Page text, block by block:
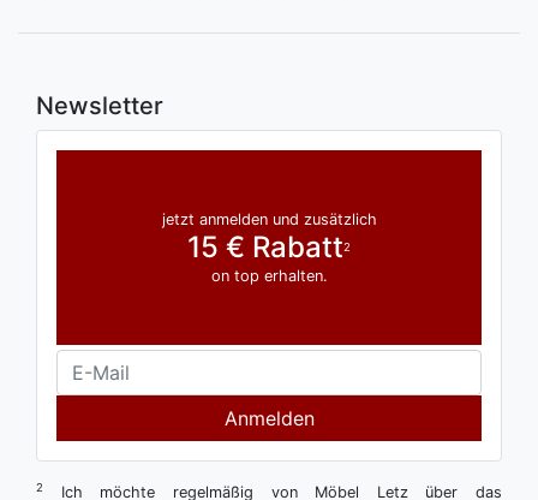
Newsletter
jetzt anmelden und zusätzlich
15 € Rabatt2
on top erhalten.
Anmelden
2 Ich möchte regelmäßig von Möbel Letz über das